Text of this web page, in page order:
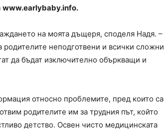
www.earlybaby.info.
на моята дъщеря, споделя Надя. –
неподготвени и всички сложни
да бъдат изключително объркващи и
относно проблемите, пред които са
родителите им за трудния път, който
детство. Освен чисто медицинската